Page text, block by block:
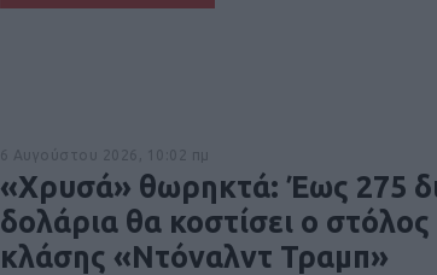
«Χρυσά» θωρηκτά: Έως 275
δολάρια θα κοστίσει ο στόλος
κλάσης «Ντόναλντ Τραμπ»